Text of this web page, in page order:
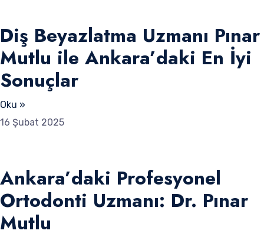
Diş Beyazlatma Uzmanı Pınar
Mutlu ile Ankara’daki En İyi
Sonuçlar
Oku »
16 Şubat 2025
Ankara’daki Profesyonel
Ortodonti Uzmanı: Dr. Pınar
Mutlu